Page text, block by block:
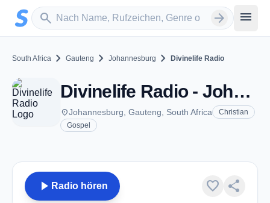
Zum Hauptinhalt springen
search
Sender suchen arrow_forward menu
South Africa chevron_right Gauteng chevron_right Johannesburg chevron_right Divinelife Radio
Divinelife Radio - Johannesburg
placeJohannesburg, Gauteng, South Africa
Christian
Gospel
play_arrow Radio hören favorite share